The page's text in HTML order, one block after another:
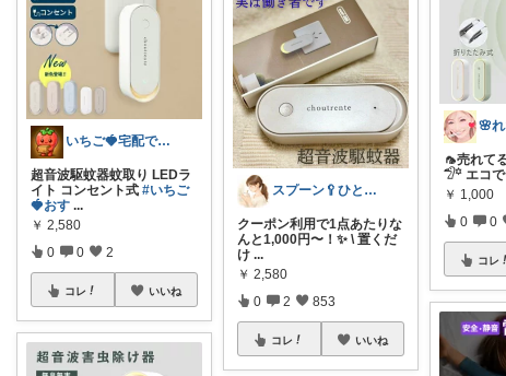
いちご🍓宅配でかなえる快適ライフ🏠
超音波駆蚊器蚊取り LEDラ
イト コンセント式 #いちご
🍓おす ...
￥ 2,580
0 0 2
コレ いいね
スプーン🥄ひとさじの暮らし
クーポン利用で1点あたりな
んと1,000円〜！✨ \ 置くだ
け ...
￥ 2,580
0 2 853
コレ いいね
🦟売れて
𓅿꙳ エコ
￥ 1,000
0 0
コレ